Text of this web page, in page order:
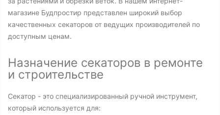
магазине Будпростир представлен широкий выбор
качественных секаторов от ведущих производителей по
доступным ценам.
Назначение секаторов в ремонте
и строительстве
Секатор - это специализированный ручной инструмент,
который используется для: